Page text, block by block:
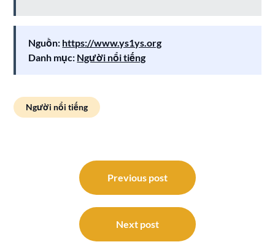
Nguồn: https://www.ys1ys.org
Danh mục: Người nổi tiếng
Người nổi tiếng
Previous post
Next post